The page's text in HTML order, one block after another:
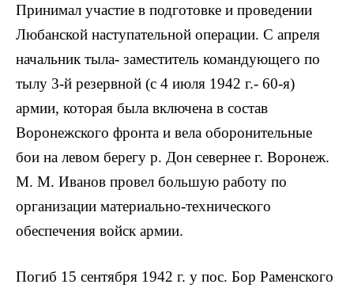
Принимал участие в подготовке и проведении
Любанской наступательной операции. С апреля
начальник тыла- заместитель командующего по
тылу 3-й резервной (с 4 июля 1942 г.- 60-я)
армии, которая была включена в состав
Воронежского фронта и вела оборонительные
бои на левом берегу р. Дон севернее г. Воронеж.
M. M. Иванов провел большую работу по
организации материально-технического
обеспечения войск армии.
Погиб 15 сентября 1942 г. у пос. Бор Раменского